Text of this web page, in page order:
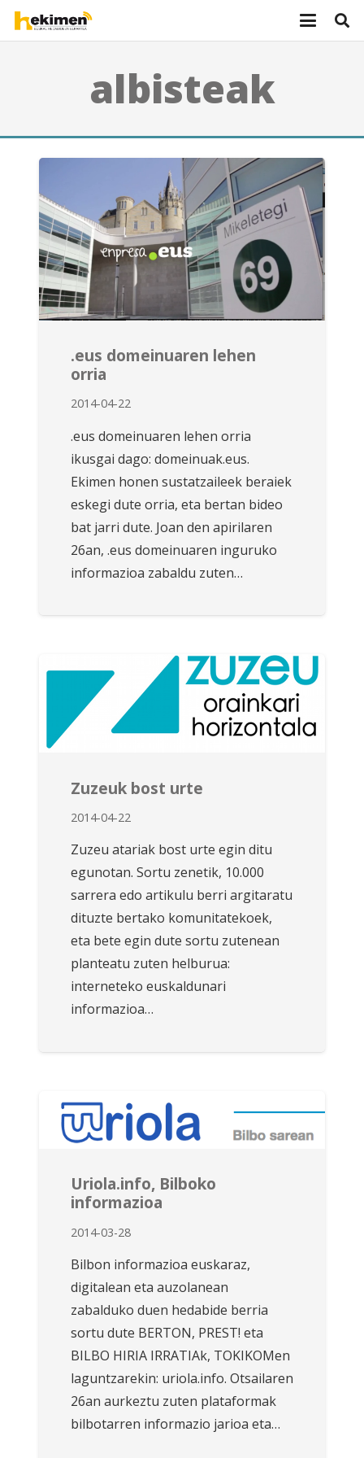
albisteak
.eus domeinuaren lehen
orria
2014-04-22
.eus domeinuaren lehen orria
ikusgai dago: domeinuak.eus.
Ekimen honen sustatzaileek beraiek
eskegi dute orria, eta bertan bideo
bat jarri dute. Joan den apirilaren
26an, .eus domeinuaren inguruko
informazioa zabaldu zuten…
Zuzeuk bost urte
2014-04-22
Zuzeu atariak bost urte egin ditu
egunotan. Sortu zenetik, 10.000
sarrera edo artikulu berri argitaratu
dituzte bertako komunitatekoek,
eta bete egin dute sortu zutenean
planteatu zuten helburua:
interneteko euskaldunari
informazioa…
Uriola.info, Bilboko
informazioa
2014-03-28
Bilbon informazioa euskaraz,
digitalean eta auzolanean
zabalduko duen hedabide berria
sortu dute BERTON, PREST! eta
BILBO HIRIA IRRATIAk, TOKIKOMen
laguntzarekin: uriola.info. Otsailaren
26an aurkeztu zuten plataformak
bilbotarren informazio jarioa eta…